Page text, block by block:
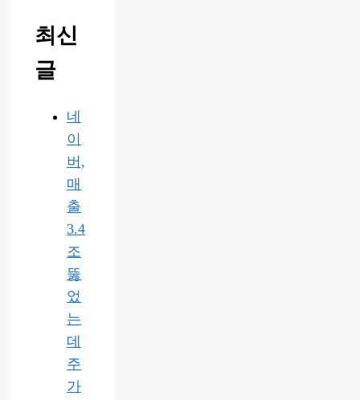
최신
글
네
이
버,
매
출
3.4
조
뚫
었
는
데
주
가